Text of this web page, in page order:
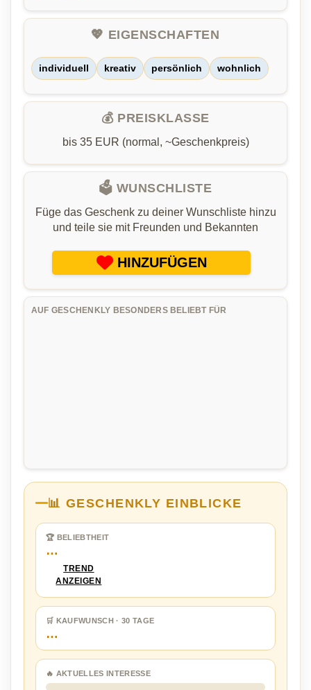
💖 EIGENSCHAFTEN
individuell kreativ persönlich wohnlich
💰 PREISKLASSE
bis 35 EUR (normal, ~Geschenkpreis)
🗳️ WUNSCHLISTE
Füge das Geschenk zu deiner Wunschliste hinzu
und teile sie mit Freunden und Bekannten
HINZUFÜGEN
AUF GESCHENKLY BESONDERS BELIEBT FÜR
📊 GESCHENKLY EINBLICKE
🏆 BELIEBTHEIT
…
TREND
ANZEIGEN
🛒 KAUFWUNSCH · 30 TAGE
…
🔥 AKTUELLES INTERESSE